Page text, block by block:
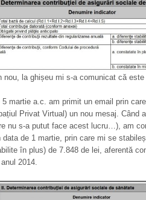
nou, la ghișeu mi s-a comunicat că
5 martie a.c. am primit un email prin
Privat Virtual) un nou mesaj. Când
nu s-a putut face acest lucru…), am
data de 1 martie, prin care mi se
în plus) de 7.848 de lei, aferentă
2014.